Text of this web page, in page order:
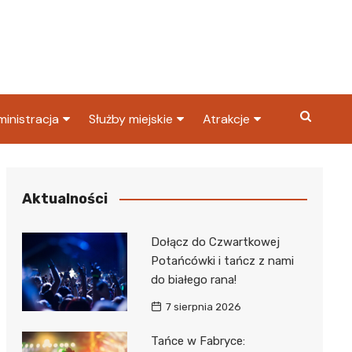
Skarbowy
Służby miejskie
Policja
Atrakcje
Aktualności
Dołącz do Czwartkowej
Potańcówki i tańcz z nami
do białego rana!
7 sierpnia 2026
Tańce w Fabryce: